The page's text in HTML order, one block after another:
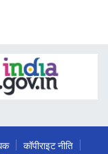
कॉपीराइट नीति